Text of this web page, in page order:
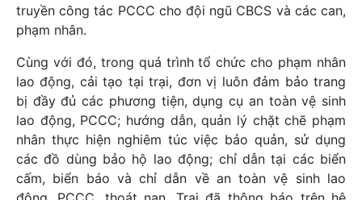
truyền công tác PCCC cho đội ngũ CBCS và các can,
phạm nhân.
Cùng với đó, trong quá trình tổ chức cho phạm nhân
lao động, cải tạo tại trại, đơn vị luôn đảm bảo trang
bị đầy đủ các phương tiện, dụng cụ an toàn vệ sinh
lao động, PCCC; hướng dẫn, quản lý chặt chẽ phạm
nhân thực hiện nghiêm túc việc bảo quản, sử dụng
các đồ dùng bảo hộ lao động; chỉ dẫn tại các biển
cấm, biển báo và chỉ dẫn về an toàn vệ sinh lao